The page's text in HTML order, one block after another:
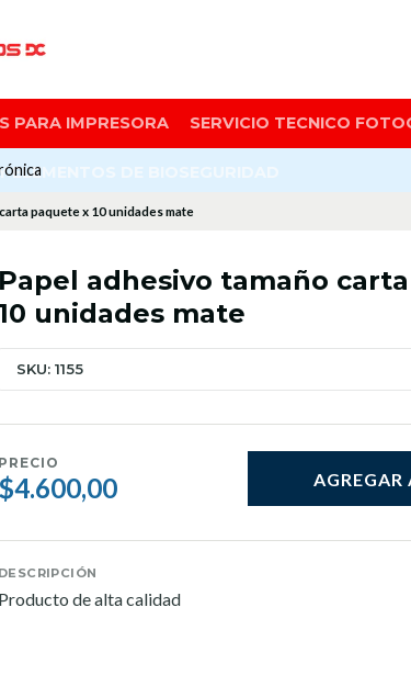
PARA IMPRESORA SERVICIO TECNICO
ELEMENTOS DE BIOSEGURIDAD
paquete x 10 unidades mate
Papel adhesivo tamaño
unidades mate
SKU: 1155
PRECIO
$4.600,00 AGREGAR
DESCRIPCIÓN
Producto de alta calidad